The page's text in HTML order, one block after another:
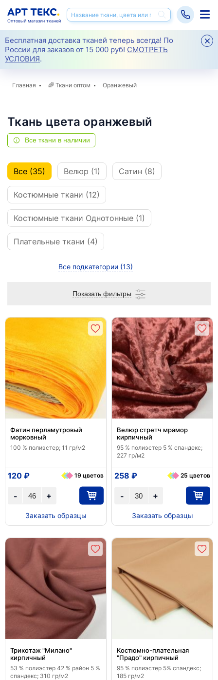
Бесплатная доставка тканей теперь всегда! По
России для заказов от 15 000 руб! СМОТРЕТЬ
УСЛОВИЯ.
Оптовый магазин тканей
Главная 🌈 Ткани оптом Оранжевый
Ткань цвета оранжевый
Все ткани в наличии
Все (35) Велюр (1) Сатин (8)
Костюмные ткани (12)
Костюмные ткани Однотонные (1)
Плательные ткани (4)
Все подкатегории (13)
Показать фильтры
Фатин перламутровый
морковный
100 % полиэстер; 11 гр/м2
+
-
120 ₽ 19 цветов
Заказать образцы
Велюр стретч мрамор
кирпичный
95 % полиэстер 5 % спандекс;
227 гр/м2
+
-
258 ₽ 25 цветов
Заказать образцы
Трикотаж "Милано"
кирпичный
53 % полиэстер 42 % район 5 %
спандекс; 310 гр/м2
Костюмно-плательная
"Прадо" кирпичный
95 % полиэстер 5% спандекс;
185 гр/м2